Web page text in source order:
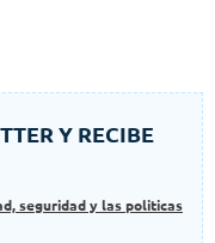
Y RECIBE
seguridad y las politicas